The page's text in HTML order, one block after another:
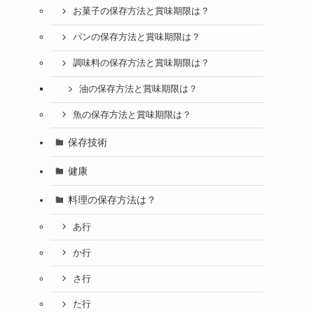
お菓子の保存方法と賞味期限は？
パンの保存方法と賞味期限は？
調味料の保存方法と賞味期限は？
油の保存方法と賞味期限は？
魚の保存方法と賞味期限は？
保存技術
健康
料理の保存方法は？
あ行
か行
さ行
た行